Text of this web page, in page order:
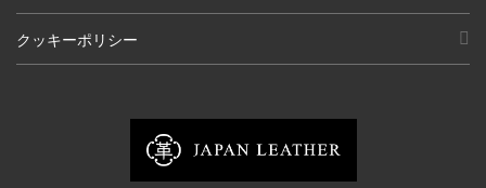
クッキーポリシー